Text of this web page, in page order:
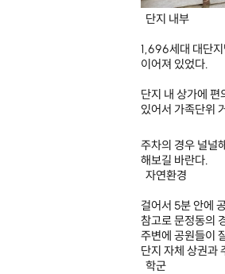
단지 내부
1,696세대 대단지
이어져 있었다.
단지 내 상가에
있어서 가족단위
주차의 경우 널널
해보길 바란다.
자연환경
걸어서 5분 안에
참고로 문정동의
주변에 공원들이
단지 자체 상권과
학군